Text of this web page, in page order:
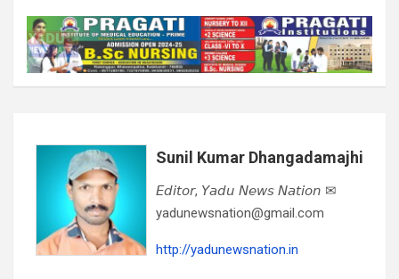
Sunil Kumar Dhangadamajhi
𝘌𝘥𝘪𝘵𝘰𝘳, 𝘠𝘢𝘥𝘶 𝘕𝘦𝘸𝘴 𝘕𝘢𝘵𝘪𝘰𝘯 ✉
yadunewsnation@gmail.com
http://yadunewsnation.in